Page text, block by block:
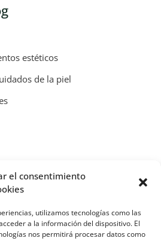
el consentimiento
utilizamos tecnologías como las
a la información del dispositivo. El
nos permitirá procesar datos como
estéticos
de la piel
de envío